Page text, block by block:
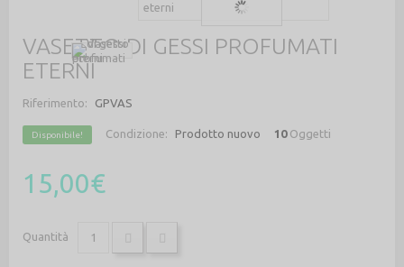
VASETTO DI GESSI PROFUMATI
ETERNI
Riferimento: GPVAS
Disponibile! Condizione: Prodotto nuovo 10 Oggetti
15,00€
Quantità